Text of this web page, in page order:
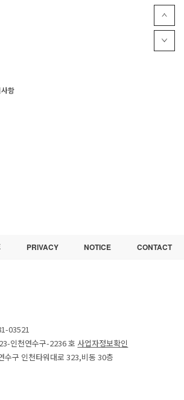
항
PRIVACY NOTICE CONTACT
03521
인천연수구-2236 호 사업자정보확인
수구 인천타워대로 323,비동 30층